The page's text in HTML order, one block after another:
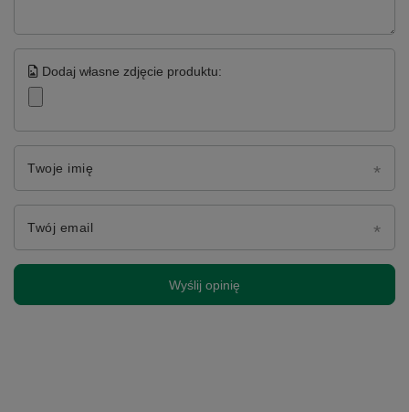
Dodaj własne zdjęcie produktu:
Twoje imię
Twój email
Wyślij opinię